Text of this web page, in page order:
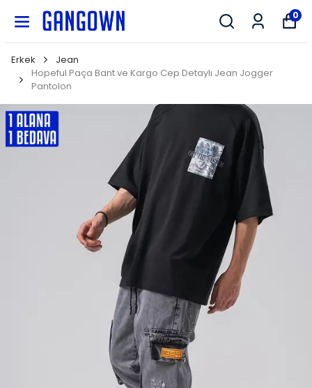
0
Erkek
Jean
Hopeful Paça Bant ve Kargo Cep Detaylı Jean Jogger
Pantolon